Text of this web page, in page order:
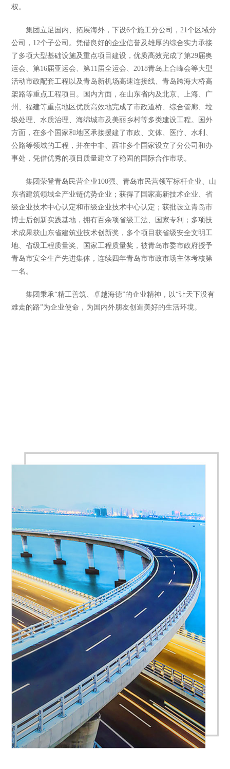
权。
集团立足国内、拓展海外，下设6个施工分公司，21个区域分
公司，12个子公司。凭借良好的企业信誉及雄厚的综合实力承接
了多项大型基础设施及重点项目建设，优质高效完成了第29届奥
运会、第16届亚运会、第11届全运会、2018青岛上合峰会等大型
活动市政配套工程以及青岛新机场高速连接线、青岛跨海大桥高
架路等重点工程项目。国内方面，在山东省内及北京、上海、广
州、福建等重点地区优质高效地完成了市政道桥、综合管廊、垃
圾处理、水质治理、海绵城市及美丽乡村等多类建设工程。国外
方面，在多个国家和地区承接援建了市政、文体、医疗、水利、
公路等领域的工程，并在中非、西非多个国家设立了分公司和办
事处，凭借优秀的项目质量建立了稳固的国际合作市场。
集团荣登青岛民营企业100强、青岛市民营领军标杆企业、山
东省建筑领域全产业链优势企业；获得了国家高新技术企业、省
级企业技术中心认定和市级企业技术中心认定；获批设立青岛市
博士后创新实践基地，拥有百余项省级工法、国家专利；多项技
术成果获山东省建筑业技术创新奖，多个项目获省级安全文明工
地、省级工程质量奖、国家工程质量奖，被青岛市委市政府授予
青岛市安全生产先进集体，连续四年青岛市市政市场主体考核第
一名。
集团秉承“精工善筑、卓越海德”的企业精神，以“让天下没有
难走的路”为企业使命，为国内外朋友创造美好的生活环境。